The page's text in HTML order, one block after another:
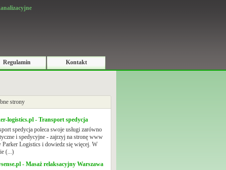
Regulamin Kontakt
strony
logistics.pl - Transport spedycja
spedycja poleca swoje usługi zarówno
i spedycyjne - zajrzyj na stronę www
Parker Logistics i dowiedz się więcej. W
(...)
- Masaż relaksacyjny Warszawa